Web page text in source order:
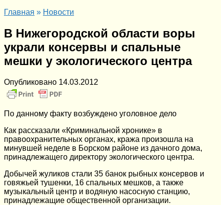
Главная » Новости
В Нижегородской области воры
украли консервы и спальные
мешки у экологического центра
Опубликовано 14.03.2012
По данному факту возбуждено уголовное дело
Как рассказали «Криминальной хронике» в
правоохранительных органах, кража произошла на
минувшей неделе в Борском районе из дачного дома,
принадлежащего директору экологического центра.
Добычей жуликов стали 35 банок рыбных консервов и
говяжьей тушенки, 16 спальных мешков, а также
музыкальный центр и водяную насосную станцию,
принадлежащие общественной организации.